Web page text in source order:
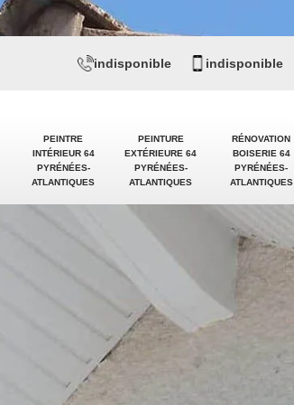
PEINTRE
INTÉRIEUR 64
PYRÉNÉES-
ATLANTIQUES
PEINTURE
EXTÉRIEURE 64
PYRÉNÉES-
ATLANTIQUES
RÉNOVATION
BOISERIE 64
PYRÉNÉES-
ATLANTIQUES
indisponible indisponible